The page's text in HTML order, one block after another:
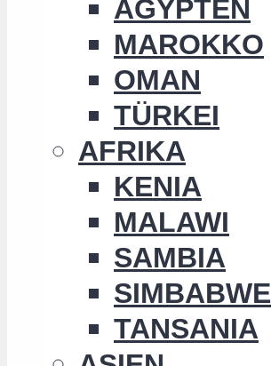
ÄGYPTEN
MAROKKO
OMAN
TÜRKEI
AFRIKA
KENIA
MALAWI
SAMBIA
SIMBABWE
TANSANIA